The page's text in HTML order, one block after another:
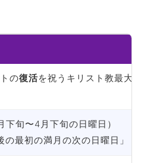
の復活を祝うキリスト教最大
下旬〜4月下旬の日曜日）
の最初の満月の次の日曜日」